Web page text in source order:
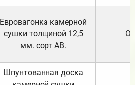
Евровагонка камерной
сушки толщиной 12,5
мм. сорт АВ.
Шпунтованная доска